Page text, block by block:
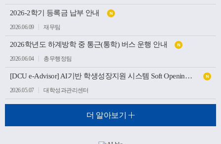
2026-2학기 등록금 납부 안내 N
2026.06.09 재무팀
2026학년도 하계방학 중 통근(통학) 버스 운행 안내 N
2026.06.04 총무행정팀
[DCU e-Advisor] AI기반 학생성장지원 시스템 Soft Opening(가오픈) 안내 N
2026.05.07 대학성과관리센터
더 알아보기